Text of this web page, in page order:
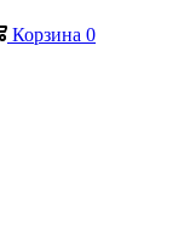
Корзина 0